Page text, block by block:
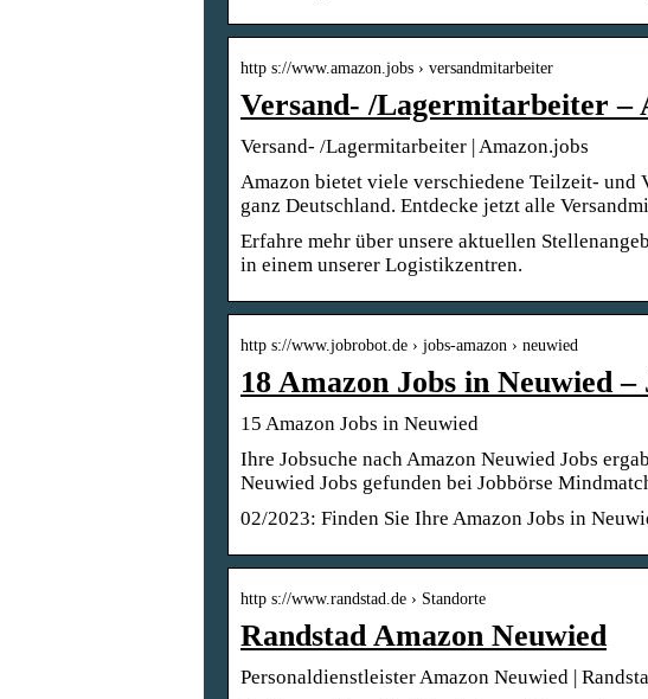
http s://www.amazon.jobs › versandmitarbeiter
Versand- /Lagermitarbeiter –
Versand- /Lagermitarbeiter | Amazon.jobs
Amazon bietet viele verschiedene Teilzeit-
ganz Deutschland. Entdecke jetzt alle
Erfahre mehr über unsere aktuellen
in einem unserer Logistikzentren.
http s://www.jobrobot.de › jobs-amazon › neuwied
18 Amazon Jobs in Neuwied –
15 Amazon Jobs in Neuwied
Ihre Jobsuche nach Amazon Neuwied Jobs
Neuwied Jobs gefunden bei Jobbörse
02/2023: Finden Sie Ihre Amazon Jobs in
http s://www.randstad.de › Standorte
Randstad Amazon Neuwied
Personaldienstleister Amazon Neuwied |